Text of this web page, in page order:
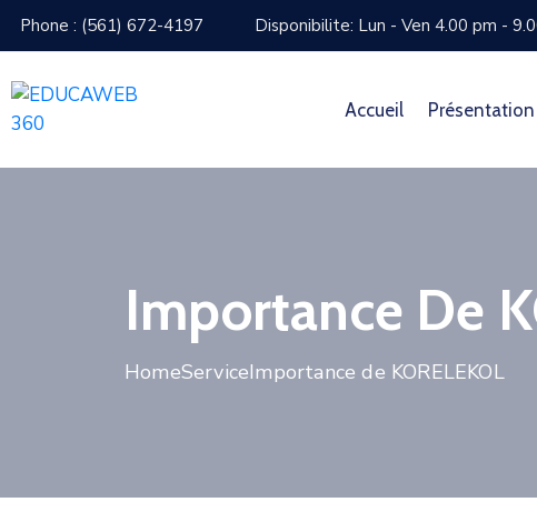
Phone : (561) 672-4197 Disponibilite: Lun - Ven 4.00 pm -
Accueil Présentation
Importance De
HomeServiceImportance de KORELEKOL